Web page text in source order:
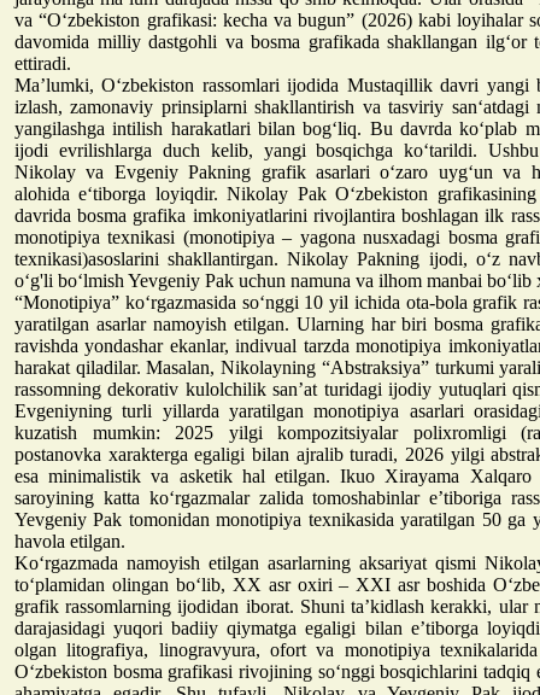
va “O‘zbekiston grafikasi: kecha va bugun” (2026) kabi loyihalar
davomida milliy dastgohli va bosma grafikada shakllangan ilg‘or
ettiradi.
Ma’lumki, O‘zbekiston rassomlari ijodida Mustaqillik davri yangi
izlash, zamonaviy prinsiplarni shakllantirish va tasviriy san‘atdagi
yangilashga intilish harakatlari bilan bog‘liq. Bu davrda ko‘plab
ijodi evrilishlarga duch kelib, yangi bosqichga ko‘tarildi.
Nikolay va Evgeniy Pakning grafik asarlari o‘zaro uyg‘un va
alohida e‘tiborga loyiqdir. Nikolay Pak O‘zbekiston
davrida bosma grafika imkoniyatlarini rivojlantira boshlagan ilk
monotipiya texnikasi (monotipiya – yagona nusxadagi bosma
texnikasi)asoslarini shakllantirgan. Nikolay Pakning ijodi, o‘z
o‘g'li bo‘lmish Yevgeniy Pak uchun namuna va ilhom manbai bo‘lib
“Monotipiya” ko‘rgazmasida so‘nggi 10 yil ichida ota-bola grafik
yaratilgan asarlar namoyish etilgan. Ularning har biri bosma
ravishda yondashar ekanlar, indivual tarzda monotipiya
harakat qiladilar. Masalan, Nikolayning “Abstraksiya” turkumi
rassomning dekorativ kulolchilik san’at turidagi ijodiy yutuqlari
Evgeniyning turli yillarda yaratilgan monotipiya asarlari
kuzatish mumkin: 2025 yilgi kompozitsiyalar polixromligi
postanovka xarakterga egaligi bilan ajralib turadi, 2026 yilgi
esa minimalistik va asketik hal etilgan. Ikuo Xirayama Xalqaro
saroyining katta ko‘rgazmalar zalida tomoshabinlar e’tiboriga
Yevgeniy Pak tomonidan monotipiya texnikasida yaratilgan 50 ga
havola etilgan.
Ko‘rgazmada namoyish etilgan asarlarning aksariyat qismi
to‘plamidan olingan bo‘lib, XX asr oxiri – XXI asr boshida
grafik rassomlarning ijodidan iborat. Shuni ta’kidlash kerakki, ular
darajasidagi yuqori badiiy qiymatga egaligi bilan e’tiborga
olgan litografiya, linogravyura, ofort va monotipiya
O‘zbekiston bosma grafikasi rivojining so‘nggi bosqichlarini tadqiq